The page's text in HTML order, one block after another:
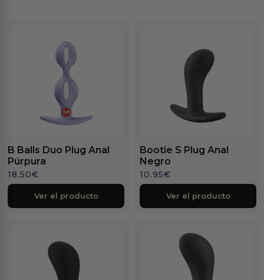
B Balls Duo Plug Anal
Púrpura
18.50€
Ver el producto
Bootie S Plug Anal
Negro
10.95€
Ver el producto